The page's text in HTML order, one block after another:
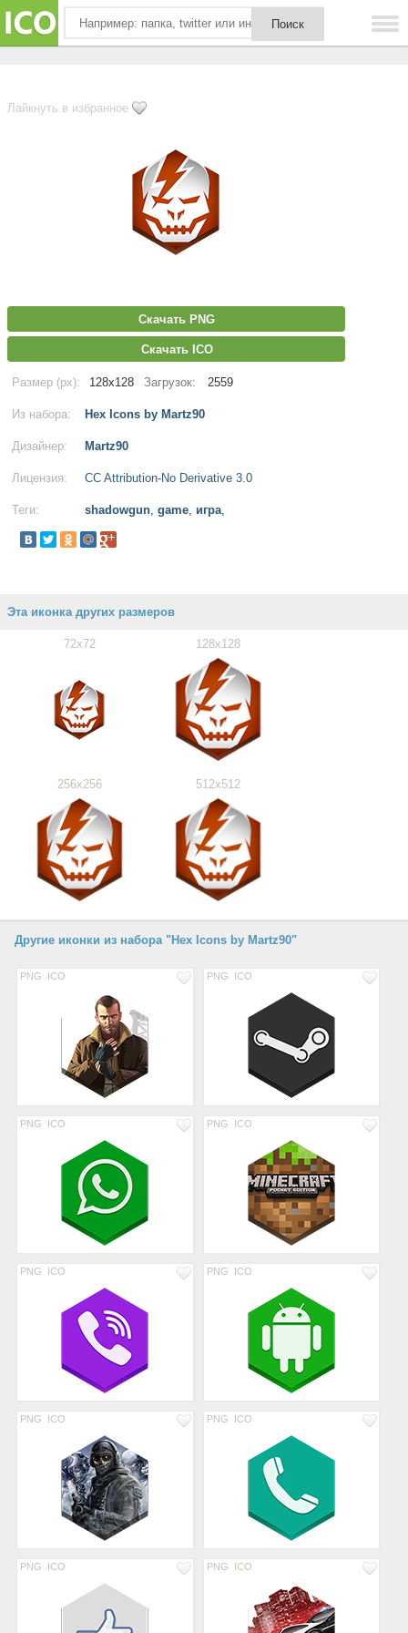
Лайкнуть в избранное
Скачать PNG
Скачать ICO
Размер (px): 128x128 Загрузок: 2559
Из набора: Hex Icons by Martz90
Дизайнер: Martz90
Лицензия: CC Attribution-No Derivative 3.0
Теги: shadowgun, game, игра,
Эта иконка других размеров
72x72 128x128
256x256 512x512
Другие иконки из набора "Hex Icons by Martz90"
PNG ICO PNG ICO
PNG ICO PNG ICO
PNG ICO PNG ICO
PNG ICO PNG ICO
PNG ICO PNG ICO